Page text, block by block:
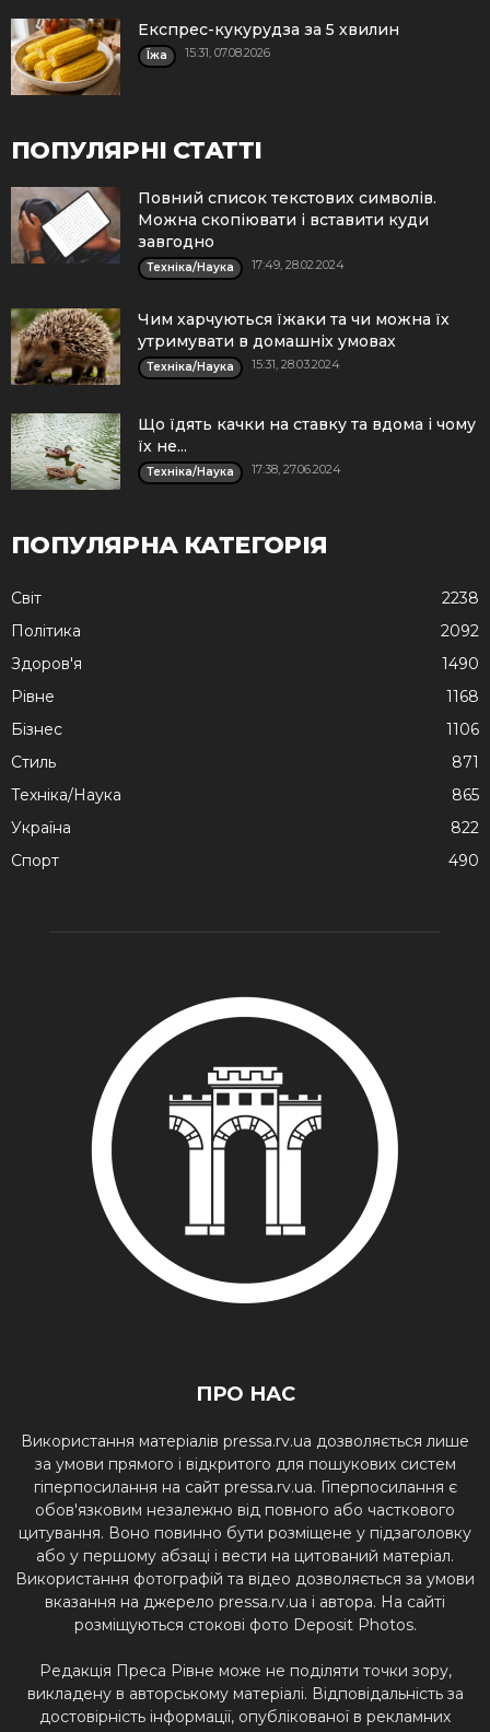
Експрес-кукурудза за 5 хвилин
Їжа 15:31, 07.08.2026
ПОПУЛЯРНІ СТАТТІ
Повний список текстових символів.
Можна скопіювати і вставити куди
завгодно
Техніка/Наука 17:49, 28.02.2024
Чим харчуються їжаки та чи можна їх
утримувати в домашніх умовах
Техніка/Наука 15:31, 28.03.2024
Що їдять качки на ставку та вдома і чому
їх не...
Техніка/Наука 17:38, 27.06.2024
ПОПУЛЯРНА КАТЕГОРІЯ
Cвіт
2238
Політика
2092
Здоров'я
1490
Рівне
1168
Бізнес
1106
Стиль
871
Техніка/Наука
865
Україна
822
Спорт
490
ПРО НАС
Використання матеріалів pressa.rv.ua дозволяється лише
за умови прямого і відкритого для пошукових систем
гіперпосилання на сайт pressa.rv.ua. Гіперпосилання є
обов'язковим незалежно від повного або часткового
цитування. Воно повинно бути розміщене у підзаголовку
або у першому абзаці і вести на цитований матеріал.
Використання фотографій та відео дозволяється за умови
вказання на джерело pressa.rv.ua і автора. На сайті
розміщуються стокові фото Deposit Photos.
Редакція Преса Рівне може не поділяти точки зору,
викладену в авторському матеріалі. Відповідальність за
достовірність інформації, опублікованої в рекламних